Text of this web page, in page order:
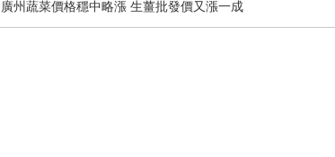
廣州蔬菜價格穩中略漲 生薑批發價又漲一成